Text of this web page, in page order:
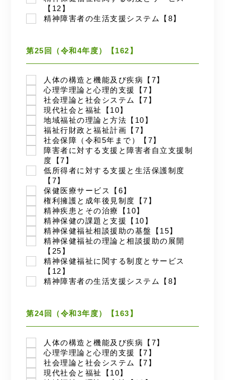
【12】
精神障害者の生活支援システム【8】
第25回（令和4年度）【162】
人体の構造と機能及び疾病【7】
心理学理論と心理的支援【7】
社会理論と社会システム【7】
現代社会と福祉【10】
地域福祉の理論と方法【10】
福祉行財政と福祉計画【7】
社会保障（令和5年まで）【7】
障害者に対する支援と障害者自立支援制
度【7】
低所得者に対する支援と生活保護制度
【7】
保健医療サービス【6】
権利擁護と成年後見制度【7】
精神疾患とその治療【10】
精神保健の課題と支援【10】
精神保健福祉相談援助の基盤【15】
精神保健福祉の理論と相談援助の展開
【25】
精神保健福祉に関する制度とサービス
【12】
精神障害者の生活支援システム【8】
第24回（令和3年度）【163】
人体の構造と機能及び疾病【7】
心理学理論と心理的支援【7】
社会理論と社会システム【7】
現代社会と福祉【10】